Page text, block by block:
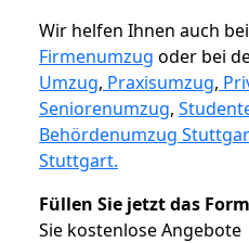
Wir helfen Ihnen auch
Firmenumzug oder bei
Umzug, Praxisumzug,
Seniorenumzug,
Behördenumzug
Stuttgart.
Füllen Sie jetzt das
Sie kostenlose Angebote